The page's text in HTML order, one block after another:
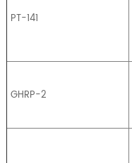
PT-141
GHRP-2